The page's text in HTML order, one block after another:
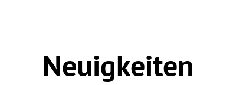
Neuigkeiten